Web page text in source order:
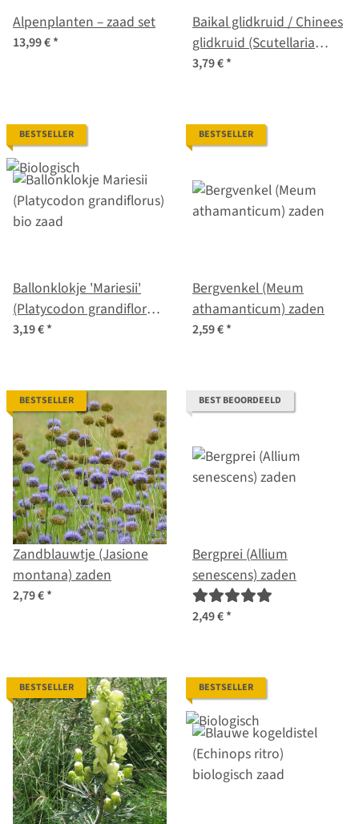
Alpenplanten – zaad set
13,99 €*
Baikal glidkruid / Chinees
glidkruid (Scutellaria
baicalensis)
3,79 €*
BESTSELLER
Ballonklokje 'Mariesii'
(Platycodon grandiflorus)
bio zaad
3,19 €*
BESTSELLER
Bergvenkel (Meum
athamanticum) zaden
2,59 €*
BESTSELLER
Zandblauwtje (Jasione
montana) zaden
2,79 €*
BEST BEOORDEELD
Bergprei (Allium
senescens) zaden
2,49 €*
BESTSELLER BESTSELLER